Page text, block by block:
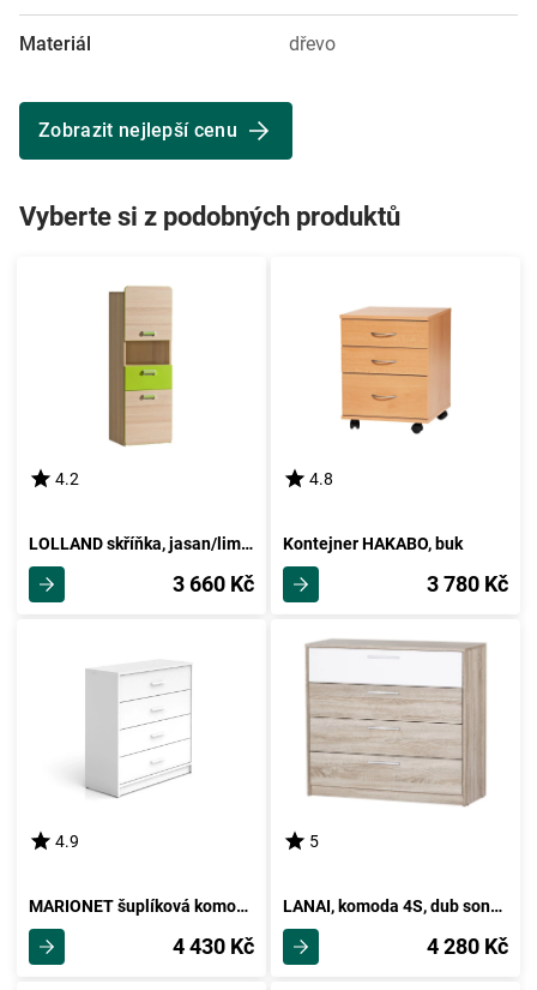
Materiál dřevo
Zobrazit nejlepší cenu
Vyberte si z podobných produktů
4.2
LOLLAND skříňka, jasan/limetka, 5 let záruka
3 660 Kč
4.8
Kontejner HAKABO, buk
3 780 Kč
4.9
MARIONET šuplíková komoda, bílá, 5 let záruka
4 430 Kč
5
LANAI, komoda 4S, dub sonoma/bílá
4 280 Kč